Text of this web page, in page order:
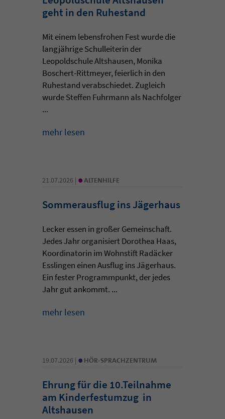
geht in den Ruhestand
Mit einem lebensfrohen Fest wurde die
langjährige Schulleiterin der
Leopoldschule Altshausen, Monika
Boschert-Rittmeyer, feierlich in den
Ruhestand verabschiedet. Zugleich
wurde Steffen Fuhrmann als Nachfolger
...
mehr lesen
21.07.2026 | • ALTENHILFE
Sommerausflug ins Jägerhaus
Lecker essen in großer Gemeinschaft.
Jedes Jahr organisiert Dorothea Haas,
Koordinatorin im Wohnstift Radäcker
Esslingen einen Ausflug ins Jägerhaus.
Ein fester Programmpunkt, der jedes
Jahr gut ankommt. ...
mehr lesen
19.07.2026 | • HÖR-SPRACHZENTRUM
Ehrung für die 10.Teilnahme
am Kinderfestumzug in
Altshausen